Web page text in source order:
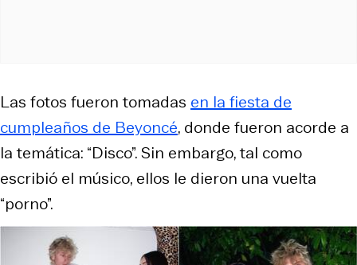
Las fotos fueron tomadas en la fiesta de
cumpleaños de Beyoncé, donde fueron acorde a
la temática: “Disco”. Sin embargo, tal como
escribió el músico, ellos le dieron una vuelta
“porno”.